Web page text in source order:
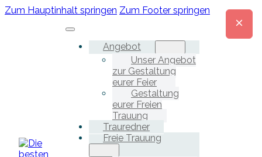
Zum Hauptinhalt springen Zum Footer springen
Angebot
Unser Angebot
zur Gestaltung
eurer Feier
Gestaltung
eurer Freien
Trauung
Trauredner
Freie Trauung